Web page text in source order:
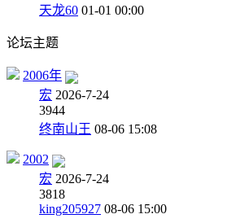
天龙60 01-01 00:00
论坛主题
2006年
宏 2026-7-24
3944
终南山王 08-06 15:08
2002
宏 2026-7-24
3818
king205927 08-06 15:00